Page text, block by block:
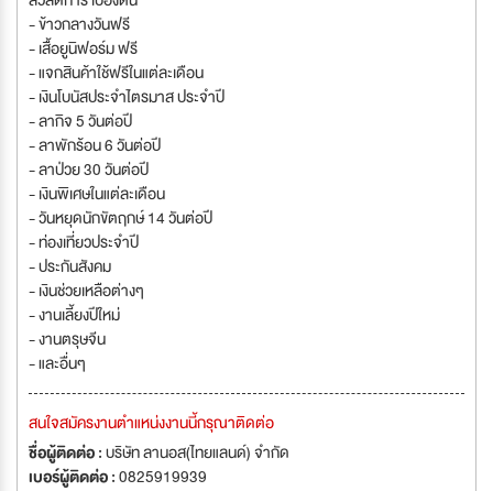
- ข้าวกลางวันฟรี
- เสื้อยูนิฟอร์ม ฟรี
- แจกสินค้าใช้ฟรีในแต่ละเดือน
- เงินโบนัสประจำไตรมาส ประจำปี
- ลากิจ 5 วันต่อปี
- ลาพักร้อน 6 วันต่อปี
- ลาป่วย 30 วันต่อปี
- เงินพิเศษในแต่ละเดือน
- วันหยุดนักขัตฤกษ์ 14 วันต่อปี
- ท่องเที่ยวประจำปี
- ประกันสังคม
- เงินช่วยเหลือต่างๆ
- งานเลี้ยงปีใหม่
- งานตรุษจีน
- และอื่นๆ
สนใจสมัครงานตำแหน่งงานนี้กรุณาติดต่อ
ชื่อผู้ติดต่อ :บริษัท ลานอส(ไทยแลนด์) จำกัด
เบอร์ผู้ติดต่อ :0825919939